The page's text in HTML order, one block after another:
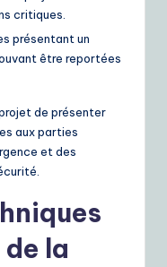
critiques.
présentant un
être reportées
de présenter
aux parties
et des
la